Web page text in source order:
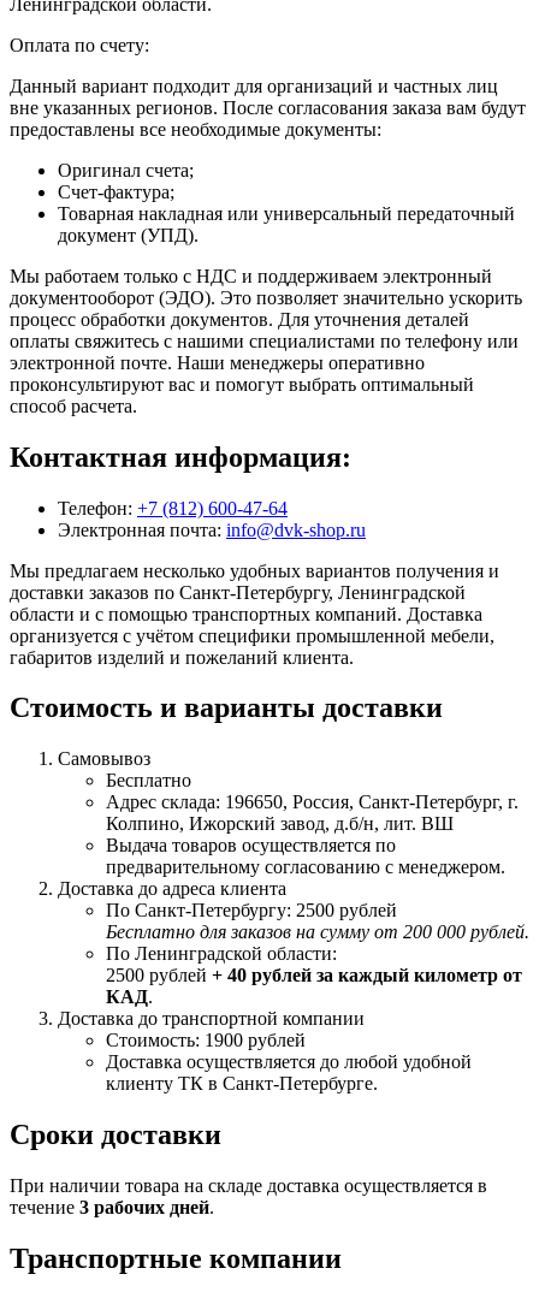
Оплата по счету:
Данный вариант подходит для организаций и частных лиц
вне указанных регионов. После согласования заказа вам будут
предоставлены все необходимые документы:
Оригинал счета;
Счет-фактура;
Товарная накладная или универсальный передаточный
документ (УПД).
Мы работаем только с НДС и поддерживаем электронный
документооборот (ЭДО). Это позволяет значительно ускорить
процесс обработки документов. Для уточнения деталей
оплаты свяжитесь с нашими специалистами по телефону или
электронной почте. Наши менеджеры оперативно
проконсультируют вас и помогут выбрать оптимальный
способ расчета.
Контактная информация:
Телефон: +7 (812) 600-47-64
Электронная почта: info@dvk-shop.ru
Мы предлагаем несколько удобных вариантов получения и
доставки заказов по Санкт-Петербургу, Ленинградской
области и с помощью транспортных компаний. Доставка
организуется с учётом специфики промышленной мебели,
габаритов изделий и пожеланий клиента.
Стоимость и варианты доставки
Самовывоз
Бесплатно
Адрес склада: 196650, Россия, Санкт-Петербург, г.
Колпино, Ижорский завод, д.б/н, лит. ВШ
Выдача товаров осуществляется по
предварительному согласованию с менеджером.
Доставка до адреса клиента
По Санкт-Петербургу: 2500 рублей
Бесплатно для заказов на сумму от 200 000 рублей.
По Ленинградской области:
2500 рублей + 40 рублей за каждый километр от
КАД.
Доставка до транспортной компании
Стоимость: 1900 рублей
Доставка осуществляется до любой удобной
клиенту ТК в Санкт-Петербурге.
Сроки доставки
При наличии товара на складе доставка осуществляется в
течение 3 рабочих дней.
Транспортные компании